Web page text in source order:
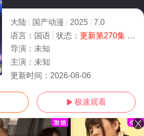
大陆 国产动漫 2025
7.0
语言： 国语 状态： 更新第270集- 免费在线观看
导演： 未知
主演： 未知
更新时间： 2026-08-06
 极速观看